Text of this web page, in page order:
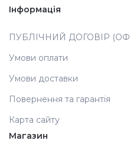
Інформація
ПУБЛІЧНИЙ ДОГОВІР
Умови оплати
Умови доставки
Повернення та гарантія
Карта сайту
Магазин